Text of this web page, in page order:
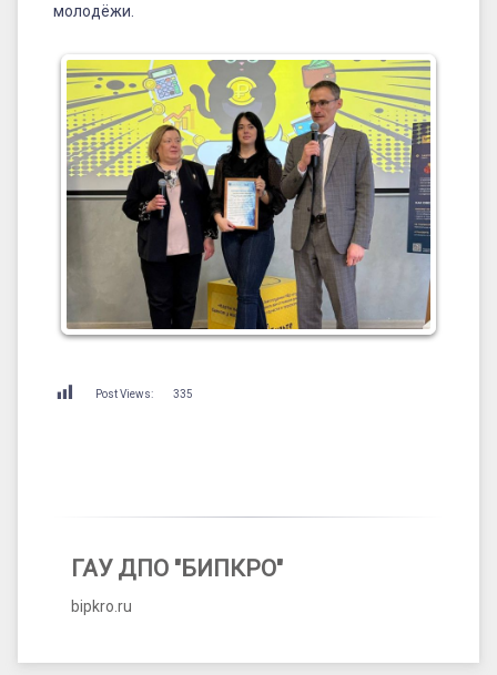
молодёжи.
Post Views: 335
ГАУ ДПО "БИПКРО"
bipkro.ru